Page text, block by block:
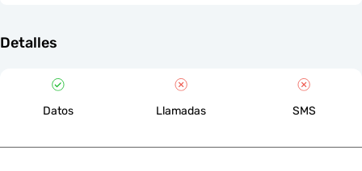
Detalles
Datos Llamadas SMS